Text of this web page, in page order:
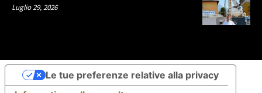
Luglio 29, 2026
Le tue preferenze relative alla privacy